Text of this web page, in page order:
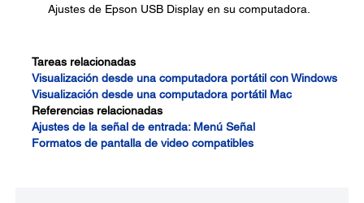
Ajustes de Epson USB Display en su computadora.
Tareas relacionadas
Visualización desde una computadora portátil con Windows
Visualización desde una computadora portátil Mac
Referencias relacionadas
Ajustes de la señal de entrada: Menú Señal
Formatos de pantalla de video compatibles